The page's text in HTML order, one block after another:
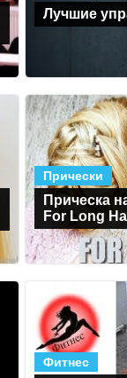
Лучшие
Прическа
For Long
Прически
Фитнес